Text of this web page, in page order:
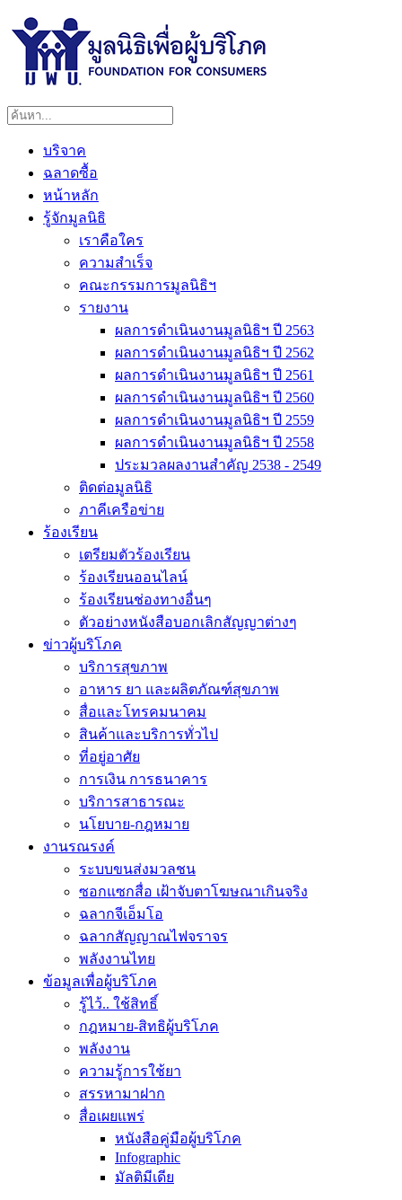
บริจาค
ฉลาดซื้อ
หน้าหลัก
รู้จักมูลนิธิ
เราคือใคร
ความสำเร็จ
คณะกรรมการมูลนิธิฯ
รายงาน
ผลการดำเนินงานมูลนิธิฯ ปี 2563
ผลการดำเนินงานมูลนิธิฯ ปี 2562
ผลการดำเนินงานมูลนิธิฯ ปี 2561
ผลการดำเนินงานมูลนิธิฯ ปี 2560
ผลการดำเนินงานมูลนิธิฯ ปี 2559
ผลการดำเนินงานมูลนิธิฯ ปี 2558
ประมวลผลงานสำคัญ 2538 - 2549
ติดต่อมูลนิธิ
ภาคีเครือข่าย
ร้องเรียน
เตรียมตัวร้องเรียน
ร้องเรียนออนไลน์
ร้องเรียนช่องทางอื่นๆ
ตัวอย่างหนังสือบอกเลิกสัญญาต่างๆ
ข่าวผู้บริโภค
บริการสุขภาพ
อาหาร ยา และผลิตภัณฑ์สุขภาพ
สื่อและโทรคมนาคม
สินค้าและบริการทั่วไป
ที่อยู่อาศัย
การเงิน การธนาคาร
บริการสาธารณะ
นโยบาย-กฎหมาย
งานรณรงค์
ระบบขนส่งมวลชน
ซอกแซกสื่อ เฝ้าจับตาโฆษณาเกินจริง
ฉลากจีเอ็มโอ
ฉลากสัญญาณไฟจราจร
พลังงานไทย
ข้อมูลเพื่อผู้บริโภค
รู้ไว้.. ใช้สิทธิ์
กฎหมาย-สิทธิผู้บริโภค
พลังงาน
ความรู้การใช้ยา
สรรหามาฝาก
สื่อเผยแพร่
หนังสือคู่มือผู้บริโภค
Infographic
มัลติมีเดีย